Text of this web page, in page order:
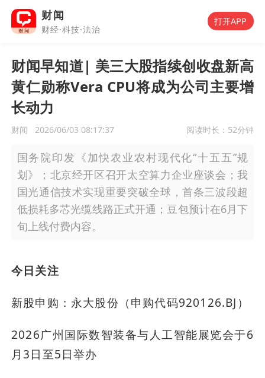
财闻
财经·科技·法治
打开APP
财闻早知道| 美三大股指续创收盘新高
黄仁勋称Vera CPU将成为公司主要增
长动力
财闻 2026/06/03 08:17:37 阅读时长： 52分钟
国务院印发《加快农业农村现代化“十五五”规
划》；北京经开区召开太空算力企业座谈会；我
国光通信技术实现重要突破全球，首条三波段超
低损耗多芯光缆线路正式开通；豆包预计在6月下
旬上线付费内容。
今日关注
新股申购：永大股份（申购代码920126.BJ）
2026广州国际数智装备与人工智能展览会于6
月3日至5日举办